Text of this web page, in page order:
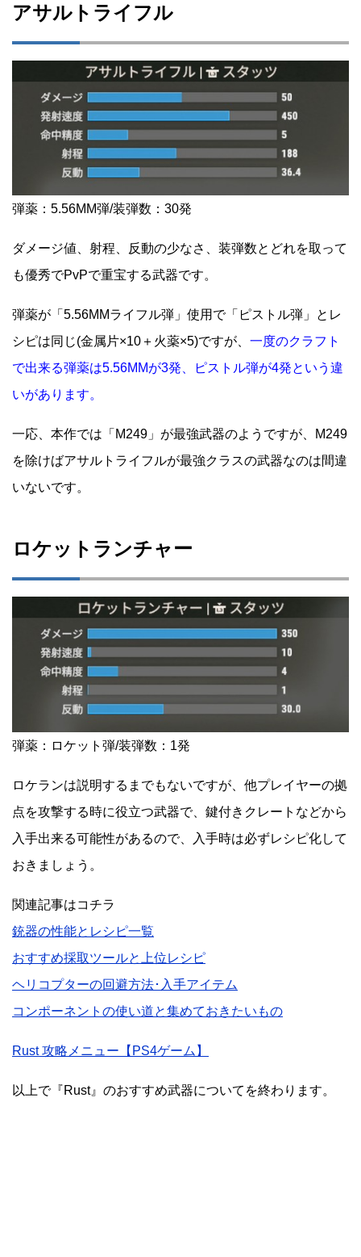
アサルトライフル
弾薬：5.56MM弾/装弾数：30発
ダメージ値、射程、反動の少なさ、装弾数とどれを取って
も優秀でPvPで重宝する武器です。
弾薬が「5.56MMライフル弾」使用で「ピストル弾」とレ
シピは同じ(金属片×10＋火薬×5)ですが、 一度のクラフト
で出来る弾薬は5.56MMが3発、ピストル弾が4発という違
いがあります。
一応、本作では「M249」が最強武器のようですが、M249
を除けばアサルトライフルが最強クラスの武器なのは間違
いないです。
ロケットランチャー
弾薬：ロケット弾/装弾数：1発
ロケランは説明するまでもないですが、他プレイヤーの拠
点を攻撃する時に役立つ武器で、鍵付きクレートなどから
入手出来る可能性があるので、入手時は必ずレシピ化して
おきましょう。
関連記事はコチラ
銃器の性能とレシピ一覧
おすすめ採取ツールと上位レシピ
ヘリコプターの回避方法･入手アイテム
コンポーネントの使い道と集めておきたいもの
Rust 攻略メニュー【PS4ゲーム】
以上で『Rust』のおすすめ武器についてを終わります。